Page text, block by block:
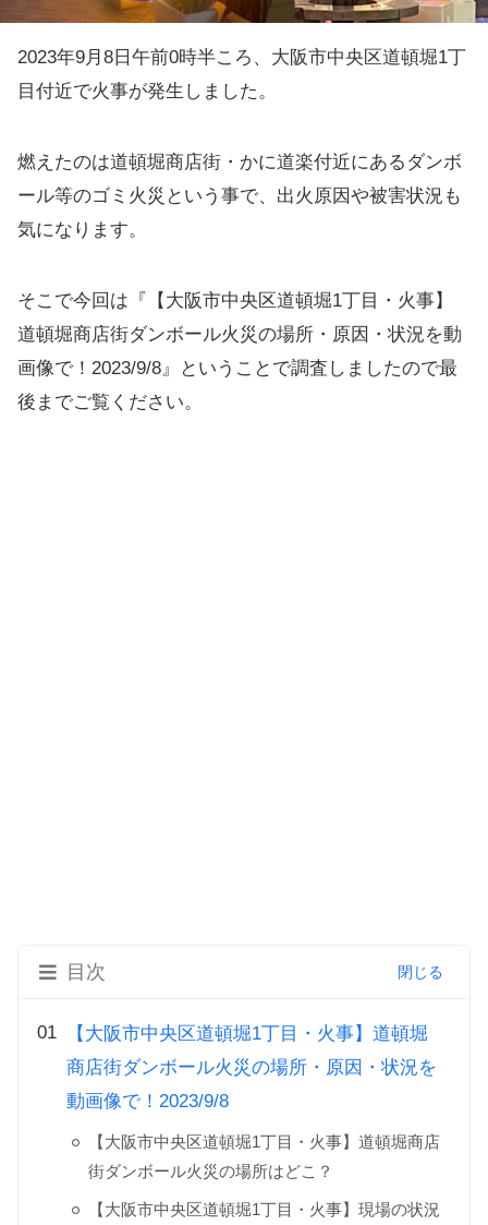
2023年9月8日午前0時半ころ、大阪市中央区道頓堀1丁
目付近で火事が発生しました。
燃えたのは道頓堀商店街・かに道楽付近にあるダンボ
ール等のゴミ火災という事で、出火原因や被害状況も
気になります。
そこで今回は『【大阪市中央区道頓堀1丁目・火事】
道頓堀商店街ダンボール火災の場所・原因・状況を動
画像で！2023/9/8』ということで調査しましたので最
後までご覧ください。
目次
【大阪市中央区道頓堀1丁目・火事】道頓堀
商店街ダンボール火災の場所・原因・状況を
動画像で！2023/9/8
【大阪市中央区道頓堀1丁目・火事】道頓堀商店
街ダンボール火災の場所はどこ？
【大阪市中央区道頓堀1丁目・火事】現場の状況